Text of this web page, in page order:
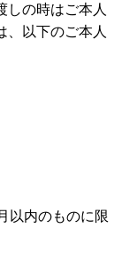
しの時はご本人
、以下のご本人
以内のものに限